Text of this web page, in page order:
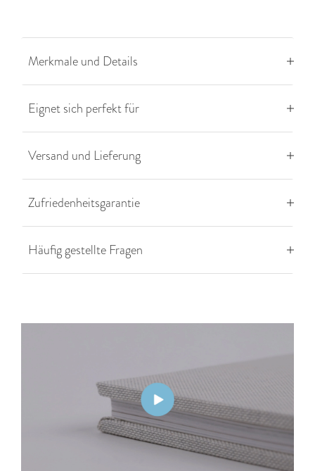
Merkmale und Details
Eignet sich perfekt für
Versand und Lieferung
Zufriedenheitsgarantie
Häufig gestellte Fragen